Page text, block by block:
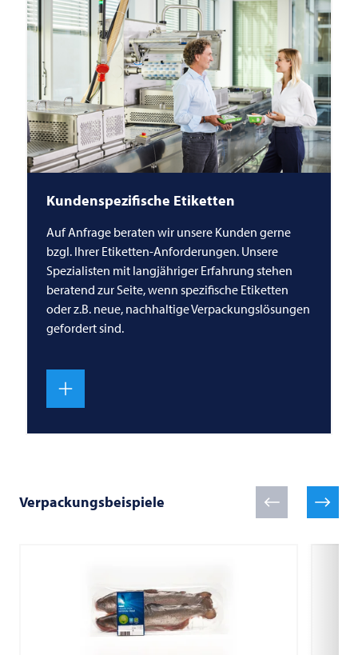
Kundenspezifische Etiketten
Auf Anfrage beraten wir unsere Kunden gerne
bzgl. Ihrer Etiketten-Anforderungen. Unsere
Spezialisten mit langjähriger Erfahrung stehen
beratend zur Seite, wenn spezifische Etiketten
oder z.B. neue, nachhaltige Verpackungslösungen
gefordert sind.
Verpackungsbeispiele